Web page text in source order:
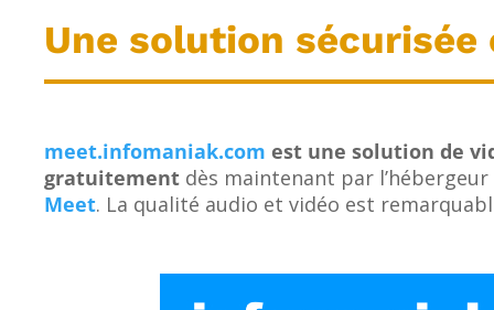
Une solution
meet.infomaniak.com est une solution de
gratuitement dès maintenant par
Meet. La qualité audio et vidéo est